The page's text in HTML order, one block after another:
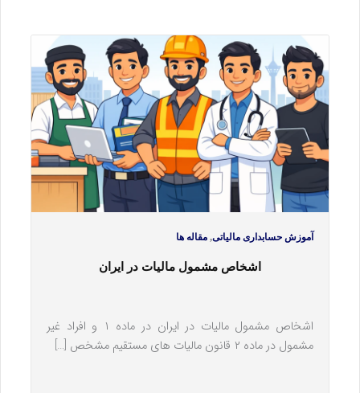
آموزش حسابداری مالیاتی,مقاله ها
اشخاص مشمول مالیات در ایران
اشخاص مشمول مالیات‎ در ایران در ماده ۱ و افراد غیر
مشمول در ماده ۲ قانون مالیات های مستقیم مشخص […]